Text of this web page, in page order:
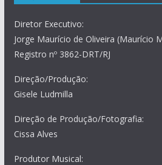
Diretor Executivo:
Jorge Maurício de Oliveira (Maurício
Registro nº 3862-DRT/RJ
Direção/Produção:
Gisele Ludmilla
Direção de Produção/Fotografia:
Cissa Alves
Produtor Musical: